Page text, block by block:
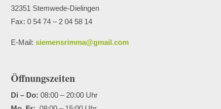
32351 Stemwede-Dielingen
Fax: 0 54 74 – 2 04 58 14
E-Mail:siemensrimma@gmail.com
Öffnungszeiten
Di – Do: 08:00 – 20:00 Uhr